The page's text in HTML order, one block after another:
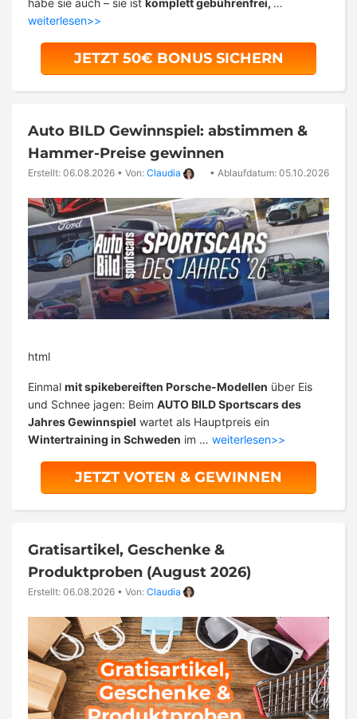
habe sie auch – sie ist komplett gebührenfrei, …
weiterlesen>>
JETZT 50€ BONUS SICHERN
Auto BILD Gewinnspiel: abstimmen &
Hammer-Preise gewinnen
Erstellt: 06.08.2026 • Von: Claudia • Ablaufdatum: 05.10.2026
html
Einmal mit spikebereiften Porsche-Modellen über Eis
und Schnee jagen: Beim AUTO BILD Sportscars des
Jahres Gewinnspiel wartet als Hauptpreis ein
Wintertraining in Schweden im … weiterlesen>>
JETZT VOTEN & GEWINNEN
Gratisartikel, Geschenke &
Produktproben (August 2026)
Erstellt: 06.08.2026 • Von: Claudia